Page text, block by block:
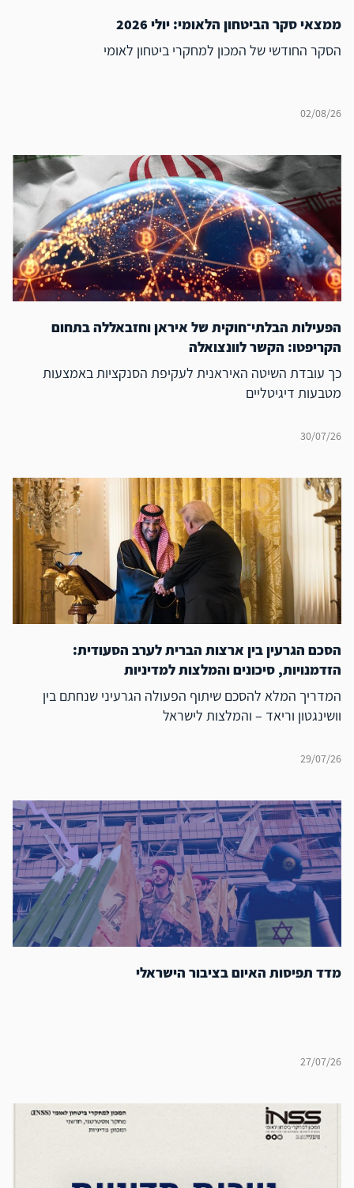
ממצאי סקר הביטחון הלאומי: יולי 2026
הסקר החודשי של המכון למחקרי ביטחון לאומי
02/08/26
הפעילות הבלתי־חוקית של איראן וחזבאללה בתחום
הקריפטו: הקשר לוונצואלה
כך עובדת השיטה האיראנית לעקיפת הסנקציות באמצעות
מטבעות דיגיטליים
30/07/26
הסכם הגרעין בין ארצות הברית לערב הסעודית:
הזדמנויות, סיכונים והמלצות למדיניות
המדריך המלא להסכם שיתוף הפעולה הגרעיני שנחתם בין
וושינגטון וריאד – והמלצות לישראל
29/07/26
מדד תפיסות האיום בציבור הישראלי
27/07/26